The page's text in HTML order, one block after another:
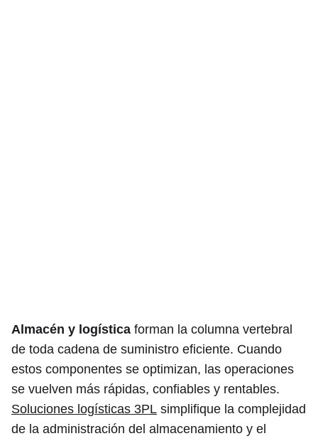
Almacén y logística forman la columna vertebral
de toda cadena de suministro eficiente. Cuando
estos componentes se optimizan, las operaciones
se vuelven más rápidas, confiables y rentables.
Soluciones logísticas 3PL simplifique la complejidad
de la administración del almacenamiento y el